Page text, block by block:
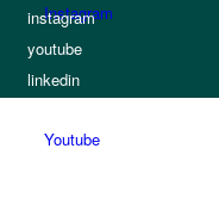
Instagram
Youtube
instagram
youtube
linkedin